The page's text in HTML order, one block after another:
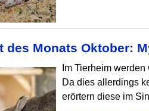
des Monats Oktober:
Im Tierheim
Da dies allerdings
erörtern diese im